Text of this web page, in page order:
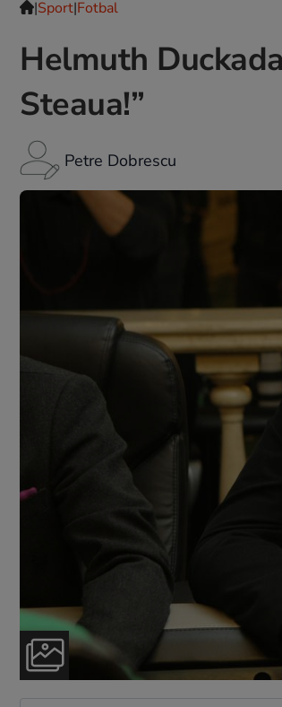
|Sport|Fotbal
Helmuth
Steaua!”
Petre Dobrescu